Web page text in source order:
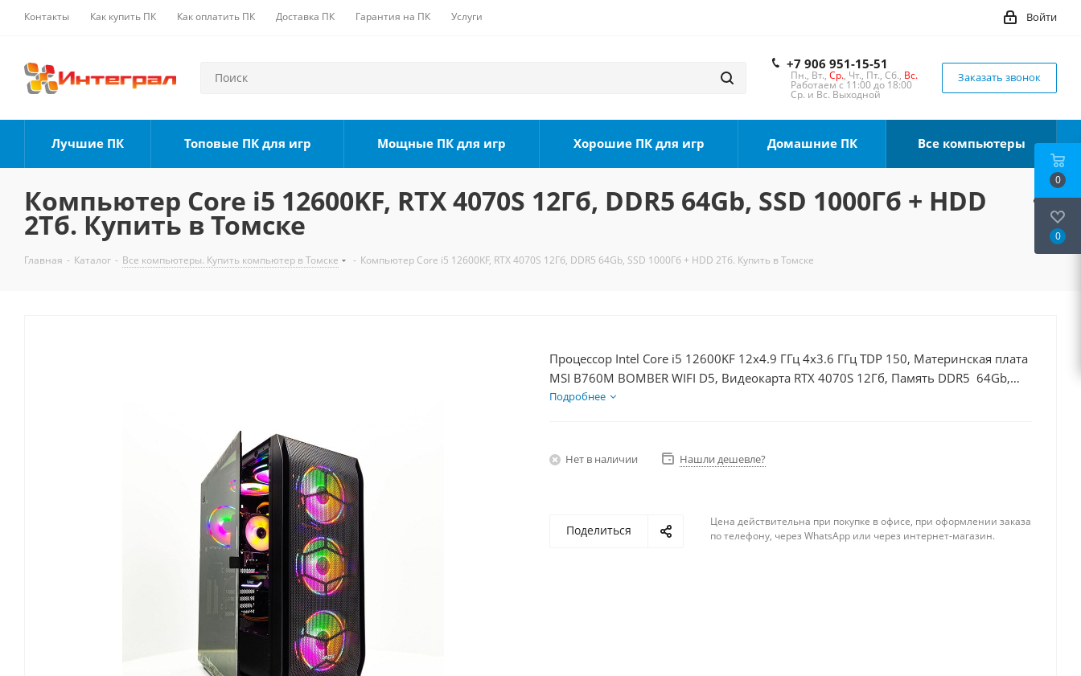
Контакты Как купить ПК Как оплатить ПК Доставка ПК Гарантия на ПК Услуги Войти
+7 906 951-15-51
Пн., Вт., Ср., Чт., Пт., Сб., Вс.
Работаем с 11:00 до 18:00
Ср. и Вс. Выходной
Заказать звонок
Лучшие ПК Топовые ПК для игр Мощные ПК для игр Хорошие ПК для игр Домашние ПК Все компьютеры
Компьютер Core i5 12600KF, RTX 4070S 12Гб, DDR5 64Gb, SSD 1000Гб + HDD
2Тб. Купить в Томске
Главная - Каталог - Все компьютеры. Купить компьютер в Томске - Компьютер Core i5 12600KF, RTX 4070S 12Гб, DDR5 64Gb, SSD 1000Гб + HDD 2Тб. Купить в Томске
Процессор Intel Core i5 12600KF 12x4.9 ГГц 4x3.6 ГГц TDP 150, Материнская плата
MSI B760M BOMBER WIFI D5, Видеокарта RTX 4070S 12Гб, Память DDR5 64Gb,
Диски SSD 1000Гб + HDD 2Тб, БП 750Вт
Подробнее
Нет в наличии Нашли дешевле?
Поделиться
Цена действительна при покупке в офисе, при оформлении заказа
по телефону, через WhatsApp или через интернет-магазин.
0
0